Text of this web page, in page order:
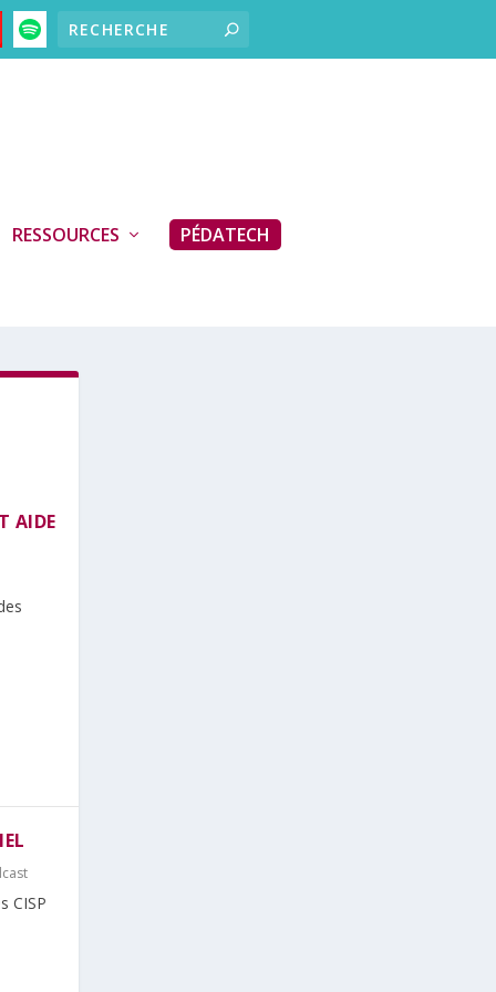
RESSOURCES PÉDATECH
AIDE
CISP